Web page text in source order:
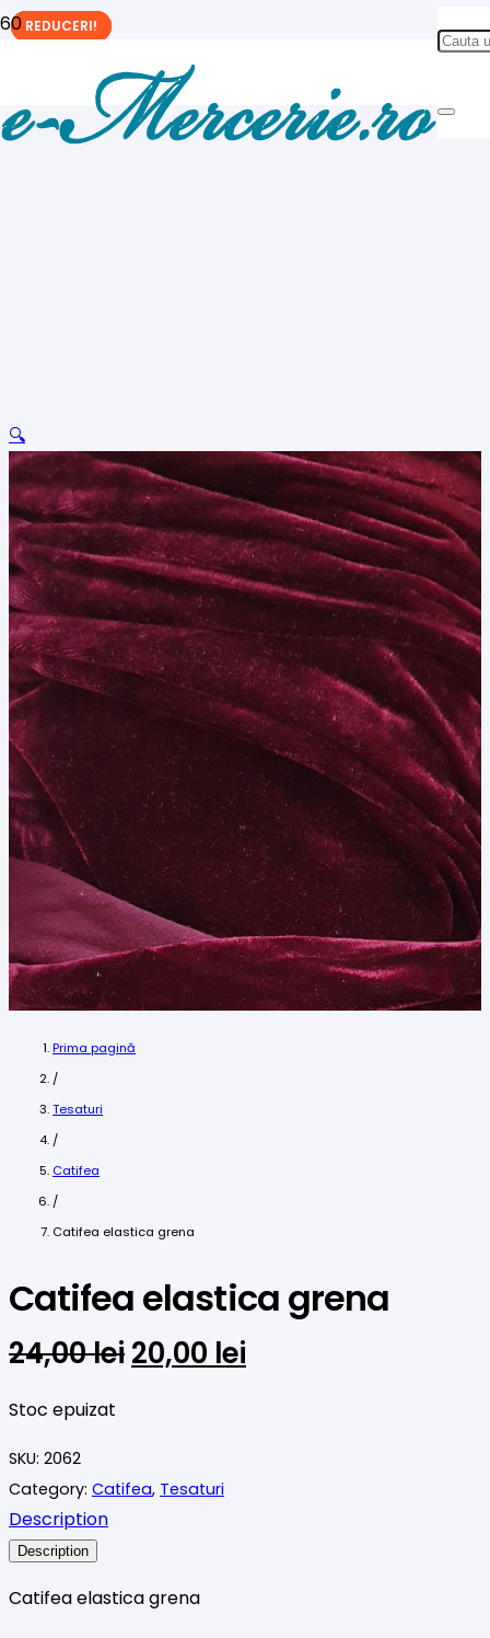
🔍
Prima pagină
/
Tesaturi
/
Catifea
/
Catifea elastica grena
Catifea elastica grena
24,00leiPrețul
24,00 lei.
20,00 lei
Stoc epuizat
SKU: 2062
Category: Catifea, Tesaturi
Description
Description
Catifea elastica grena
REDUCERI!
REDUCERI!
REDUCERI!